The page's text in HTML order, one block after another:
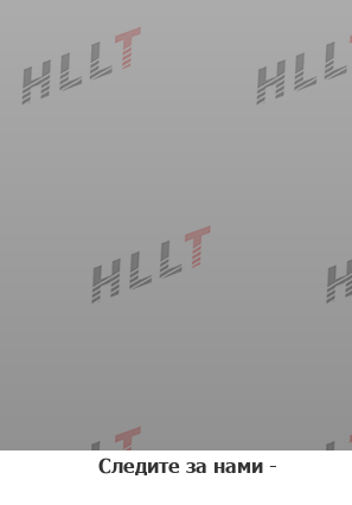
Следите за нами -